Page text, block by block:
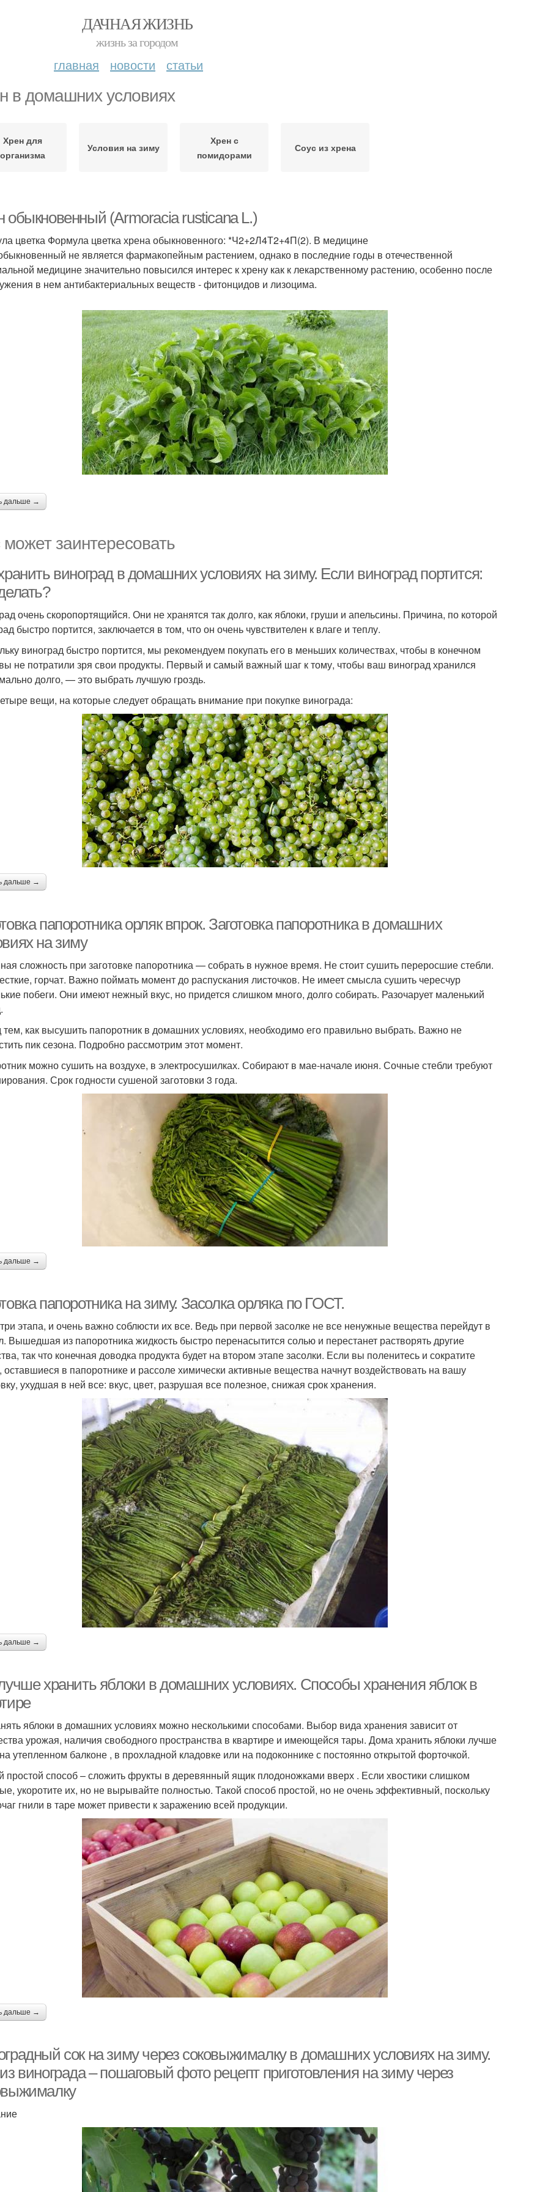
ДАЧНАЯ ЖИЗНЬ
жизнь за городом
главная новости статьи
в домашних условиях
Хрен для
организма
Условия на зиму
Хрен с
помидорами
Соус из хрена
обыкновенный (Armoracia rusticana L.)
цветка Формула цветка хрена обыкновенного: *Ч2+2Л4Т2+4П(2). В медицине
не является фармакопейным растением, однако в последние годы в отечественной
медицине значительно повысился интерес к хрену как к лекарственному растению, особенно после
в нем антибактериальных веществ - фитонцидов и лизоцима.
дальше →
заинтересовать
виноград в домашних условиях на зиму. Если виноград портится:
очень скоропортящийся. Они не хранятся так долго, как яблоки, груши и апельсины. Причина, по которой
быстро портится, заключается в том, что он очень чувствителен к влаге и теплу.
виноград быстро портится, мы рекомендуем покупать его в меньших количествах, чтобы в конечном
не потратили зря свои продукты. Первый и самый важный шаг к тому, чтобы ваш виноград хранился
долго, — это выбрать лучшую гроздь.
вещи, на которые следует обращать внимание при покупке винограда:
дальше →
папоротника орляк впрок. Заготовка папоротника в домашних
на зиму
сложность при заготовке папоротника — собрать в нужное время. Не стоит сушить переросшие стебли.
горчат. Важно поймать момент до распускания листочков. Не имеет смысла сушить чересчур
побеги. Они имеют нежный вкус, но придется слишком много, долго собирать. Разочарует маленький
как высушить папоротник в домашних условиях, необходимо его правильно выбрать. Важно не
пик сезона. Подробно рассмотрим этот момент.
можно сушить на воздухе, в электросушилках. Собирают в мае-начале июня. Сочные стебли требуют
Срок годности сушеной заготовки 3 года.
дальше →
папоротника на зиму. Засолка орляка по ГОСТ.
этапа, и очень важно соблюсти их все. Ведь при первой засолке не все ненужные вещества перейдут в
Вышедшая из папоротника жидкость быстро перенасытится солью и перестанет растворять другие
так что конечная доводка продукта будет на втором этапе засолки. Если вы поленитесь и сократите
оставшиеся в папоротнике и рассоле химически активные вещества начнут воздействовать на вашу
ухудшая в ней все: вкус, цвет, разрушая все полезное, снижая срок хранения.
дальше →
хранить яблоки в домашних условиях. Способы хранения яблок в
яблоки в домашних условиях можно несколькими способами. Выбор вида хранения зависит от
урожая, наличия свободного пространства в квартире и имеющейся тары. Дома хранить яблоки лучше
утепленном балконе , в прохладной кладовке или на подоконнике с постоянно открытой форточкой.
способ – сложить фрукты в деревянный ящик плодоножками вверх . Если хвостики слишком
укоротите их, но не вырывайте полностью. Такой способ простой, но не очень эффективный, поскольку
гнили в таре может привести к заражению всей продукции.
дальше →
сок на зиму через соковыжималку в домашних условиях на зиму.
винограда – пошаговый фото рецепт приготовления на зиму через